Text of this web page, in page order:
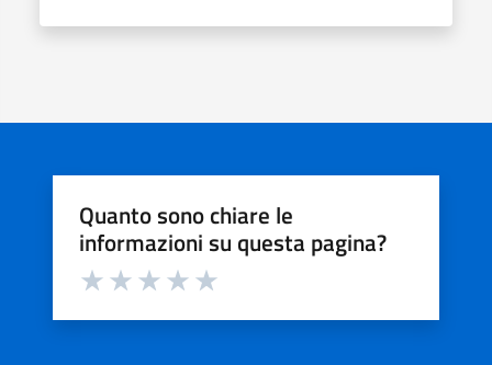
Quanto sono chiare le
informazioni su questa pagina?
Valuta da 1 a 5 stelle la pagina